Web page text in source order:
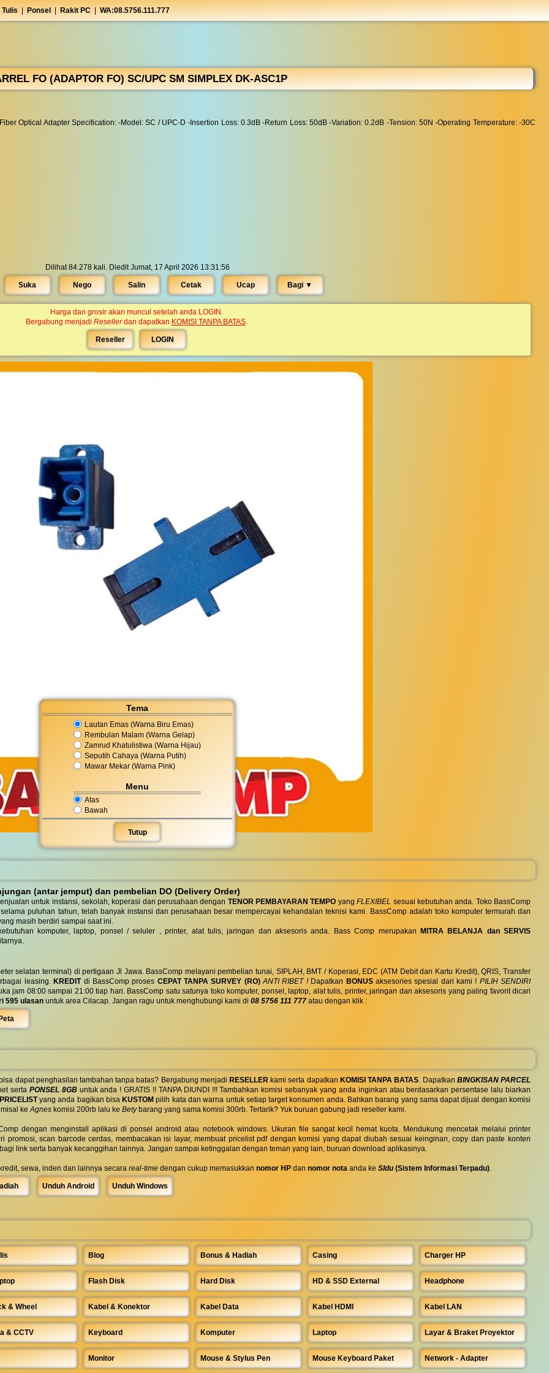
Tema
Lautan Emas (Warna Biru Emas)
Rembulan Malam (Warna Gelap)
Zamrud Khatulistiwa (Warna Hijau)
Seputih Cahaya (Warna Putih)
Mawar Mekar (Warna Pink)
Menu
Atas
Bawah
Tutup
Ponsel Rakit PC WA:08.5756.111.777
FO (ADAPTOR FO) SC/UPC SM SIMPLEX DK-ASC1P
Optical Adapter Specification: -Model: SC / UPC-D -Insertion Loss: 0.3dB -Return Loss: 50dB -Variation: 0.2dB -Tension: 50N -Operating Temperature: -30C
Dilihat 84.278 kali. Diedit Jumat, 17 April 2026 13:31:56
Suka Nego Salin Cetak Ucap Bagi ▼︎
Harga dan grosir akan muncul setelah anda LOGIN.
Bergabung menjadi Resellerdan dapatkan KOMISI TANPA BATAS.
Reseller LOGIN
(antar jemput) dan pembelian DO (Delivery Order)
untuk instansi, sekolah, koperasi dan perusahaan dengan TENOR PEMBAYARAN TEMPO yangFLEXIBEL sesuai kebutuhan anda. Toko BassComp
puluhan tahun, telah banyak instansi dan perusahaan besar mempercayai kehandalan teknisi kami. BassComp adalah toko komputer termurah dan
masih berdiri sampai saat ini.
komputer, laptop, ponsel / seluler , printer, alat tulis, jaringan dan aksesoris anda. Bass Comp merupakan
MITRA BELANJA dan SERVIS
selatan terminal) di pertigaan Jl Jawa. BassComp melayani pembelian tunai, SIPLAH, BMT / Koperasi, EDC (ATM Debit dan Kartu Kredit), QRIS, Transfer
leasing. KREDITdi BassComp proses CEPAT TANPA SURVEY (RO) ANTI RIBET !Dapatkan BONUSaksesories spesial dari kami ! PILIH SENDIRI
jam 08:00 sampai 21:00 tiap hari. BassComp satu satunya toko komputer, ponsel, laptop, alat tulis, printer, jaringan dan aksesoris yang paling favorit dicari
595 ulasan untuk area Cilacap. Jangan ragu untuk menghubungi kami di 08 5756 111 777 atau dengan klik :
dapat penghasilan tambahan tanpa batas? Bergabung menjadi RESELLER kami serta dapatkan KOMISI TANPA BATAS. Dapatkan BINGKISAN PARCEL
serta PONSEL 8GBuntuk anda ! GRATIS !! TANPA DIUNDI !!! Tambahkan komisi sebanyak yang anda inginkan atau berdasarkan persentase lalu biarkan
yang anda bagikan bisa KUSTOM pilih kata dan warna untuk setiap target konsumen anda. Bahkan barang yang sama dapat dijual dengan komisi
misal keAgnes komisi 200rb lalu ke Betybarang yang sama komisi 300rb. Tertarik? Yuk buruan gabung jadi reseller kami.
dengan menginstall aplikasi di ponsel android atau notebook windows. Ukuran file sangat kecil hemat kuota. Mendukung mencetak melalui printer
promosi, scan barcode cerdas, membacakan isi layar, membuat pricelist pdf dengan komisi yang dapat diubah sesuai keinginan, copy dan paste konten
link serta banyak kecanggihan lainnya. Jangan sampai ketinggalan dengan teman yang lain, buruan download aplikasinya.
sewa, inden dan lainnya secara real-time dengan cukup memasukkan nomor HP dan nomor nota anda ke SIdu (Sistem Informasi Terpadu).
Unduh Android Unduh Windows
Blog Bonus & Hadiah Casing Charger HP
Flash Disk Hard Disk HD & SSD External Headphone
& Wheel Kabel & Konektor Kabel Data Kabel HDMI Kabel LAN
& CCTV Keyboard Komputer Laptop Layar & Braket Proyektor
Monitor Mouse & Stylus Pen Mouse Keyboard Paket Network - Adapter